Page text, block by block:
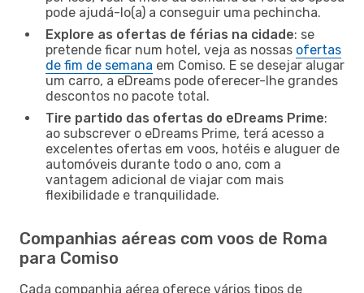
pode ajudá-lo(a) a conseguir uma pechincha.
Explore as ofertas de férias na cidade: se
pretende ficar num hotel, veja as nossas ofertas
de fim de semana em Comiso. E se desejar alugar
um carro, a eDreams pode oferecer-lhe grandes
descontos no pacote total.
Tire partido das ofertas do eDreams Prime:
ao subscrever o eDreams Prime, terá acesso a
excelentes ofertas em voos, hotéis e aluguer de
automóveis durante todo o ano, com a
vantagem adicional de viajar com mais
flexibilidade e tranquilidade.
Companhias aéreas com voos de Roma
para Comiso
Cada companhia aérea oferece vários tipos de